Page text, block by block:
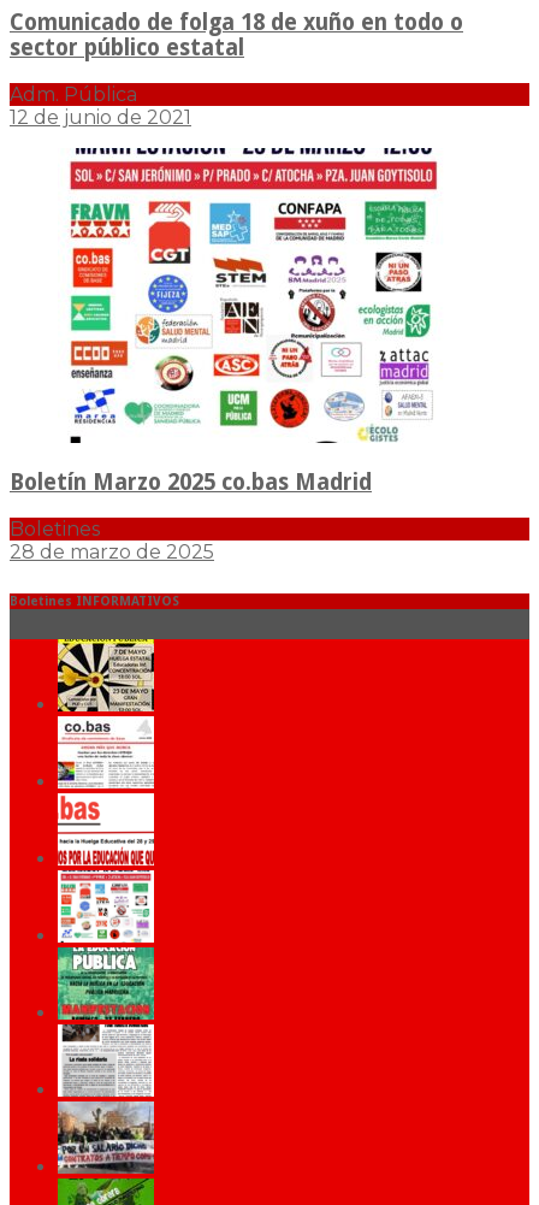
Comunicado de folga 18 de xuño en todo o
sector público estatal
Adm. Pública
12 de junio de 2021
Boletín Marzo 2025 co.bas Madrid
Boletines
28 de marzo de 2025
Boletines INFORMATIVOS